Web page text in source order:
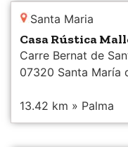
Santa Maria
Casa Rústica
Carre Bernat de
07320 Santa María
13.42 km » Palma